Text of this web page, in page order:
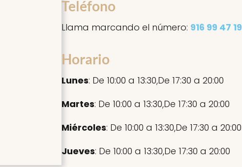
Teléfono
Llama marcando el número: 916 99 47 19
Horario
Lunes: De 10:00 a 13:30,De 17:30 a 20:00
Martes: De 10:00 a 13:30,De 17:30 a 20:00
Miércoles: De 10:00 a 13:30,De 17:30 a 20:00
Jueves: De 10:00 a 13:30,De 17:30 a 20:00